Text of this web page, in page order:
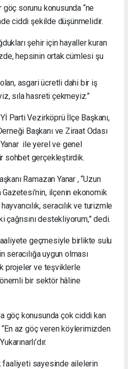
sorunu konusunda “ne
ciddi şekilde düşünmelidir.
şehir için hayaller kuran
hepsinin ortak cümlesi şu
asgari ücretli dahi bir iş
sıla hasreti çekmeyiz.”
Parti Vezirköprü İlçe Başkanı,
Başkanı ve Ziraat Odası
ile yerel ve genel
sohbet gerçekleştirdik.
Ramazan Yanar , “Uzun
ilçenin ekonomik
seracılık ve turizmle
çağrısını destekliyorum,” dedi.
faaliyete geçmesiyle birlikte sulu
seracılığa uygun olması
projeler ve teşviklerle
önemli bir sektör hâline
göç konusunda çok ciddi kan
az göç veren köylerimizden
faaliyeti sayesinde ailelerin